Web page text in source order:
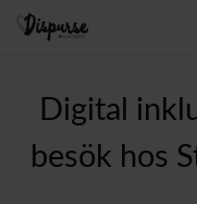
Digital
besök hos